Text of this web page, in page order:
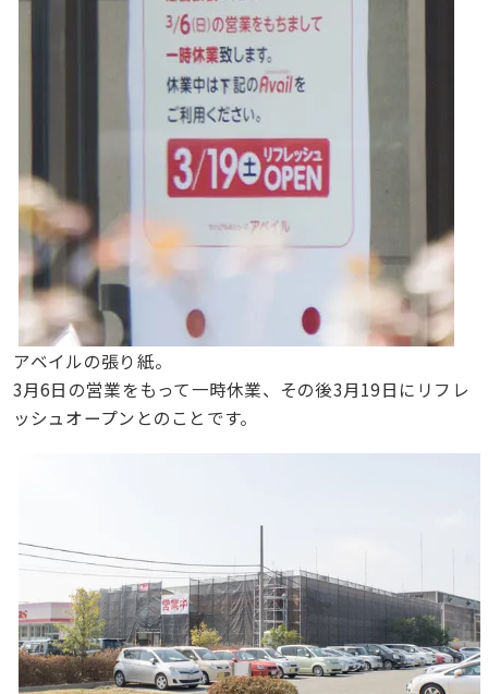
アベイルの張り紙。
3月6日の営業をもって一時休業、その後3月19日にリフレ
ッシュオープンとのことです。